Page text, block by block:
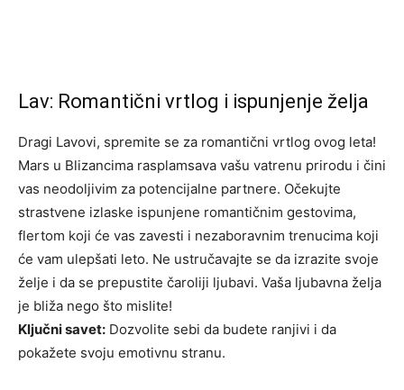
Lav: Romantični vrtlog i ispunjenje želja
Dragi Lavovi, spremite se za romantični vrtlog ovog leta!
Mars u Blizancima rasplamsava vašu vatrenu prirodu i čini
vas neodoljivim za potencijalne partnere. Očekujte
strastvene izlaske ispunjene romantičnim gestovima,
flertom koji će vas zavesti i nezaboravnim trenucima koji
će vam ulepšati leto. Ne ustručavajte se da izrazite svoje
želje i da se prepustite čaroliji ljubavi. Vaša ljubavna želja
je bliža nego što mislite!
Ključni savet: Dozvolite sebi da budete ranjivi i da
pokažete svoju emotivnu stranu.